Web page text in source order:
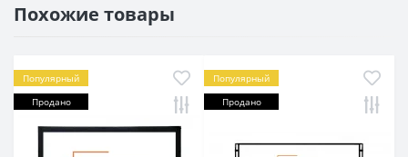
Похожие товары
Популярный
Продано
Популярный
Продано